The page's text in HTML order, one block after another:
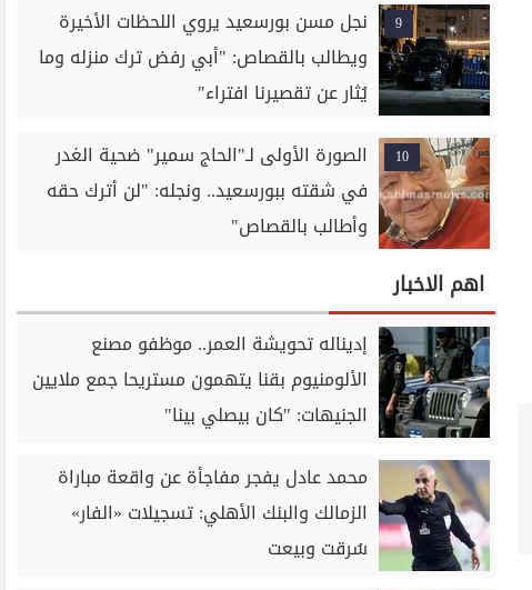
9
نجل مسن بورسعيد يروي اللحظات الأخيرة
ويطالب بالقصاص: "أبي رفض ترك منزله وما
يُثار عن تقصيرنا افتراء"
10
الصورة الأولى لـ"الحاج سمير" ضحية الغدر
في شقته ببورسعيد.. ونجله: "لن أترك حقه
وأطالب بالقصاص"
اهم الاخبار
إديناله تحويشة العمر.. موظفو مصنع
الألومنيوم بقنا يتهمون مستريحا جمع ملايين
الجنيهات: "كان بيصلي بينا"
محمد عادل يفجر مفاجأة عن واقعة مباراة
الزمالك والبنك الأهلي: تسجيلات «الفار»
سُرقت وبيعت